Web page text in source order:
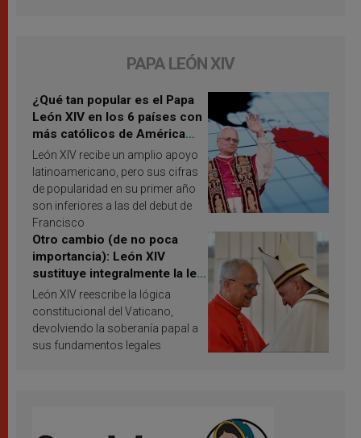
PAPA LEÓN XIV
¿Qué tan popular es el Papa
León XIV en los 6 países con
más católicos de América
Latina en 2026? Publican
resultados de investigación
León XIV recibe un amplio apoyo
latinoamericano, pero sus cifras
de popularidad en su primer año
son inferiores a las del debut de
Francisco
Otro cambio (de no poca
importancia): León XIV
sustituye integralmente la ley
vaticana de Papa Francisco
León XIV reescribe la lógica
constitucional del Vaticano,
devolviendo la soberanía papal a
sus fundamentos legales